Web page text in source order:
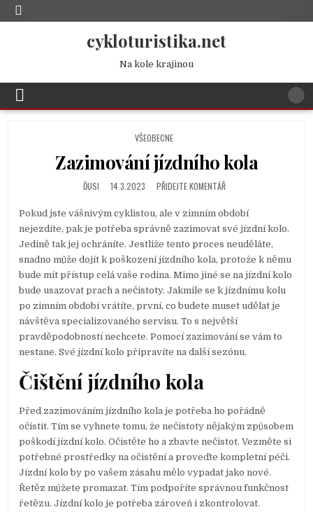
cykloturistika.net
Na kole krajinou
POSTED
VŠEOBECNE
Zazimování jízdního kola
ĎUSI 14.3.2023 PŘIDEJTE KOMENTÁŘ
Pokud jste vášnivým cyklistou, ale v zimním období
nejezdíte, pak je potřeba správně zazimovat své jízdní kolo.
Jedině tak jej ochráníte. Jestliže tento proces neuděláte,
snadno může dojít k poškození jízdního kola, protože k němu
bude mít přístup celá vaše rodina. Mimo jiné se na jízdní kolo
bude usazovat prach a nečistoty. Jakmile se k jízdnímu kolu
po zimním období vrátíte, první, co budete muset udělat je
návštěva specializovaného servisu. To s největší
pravděpodobností nechcete. Pomocí zazimování se vám to
nestane. Své jízdní kolo připravíte na další sezónu.
Čištění jízdního kola
Před zazimováním jízdního kola je potřeba ho pořádně
očistit. Tím se vyhnete tomu, že nečistoty nějakým způsobem
poškodí jízdní kolo. Očistěte ho a zbavte nečistot. Vezměte si
potřebné prostředky na očistění a proveďte kompletní péči.
Jízdní kolo by po vašem zásahu mělo vypadat jako nové.
Řetěz můžete promazat. Tím podpoříte správnou funkčnost
řetězu. Jízdní kolo je potřeba zároveň i zkontrolovat.